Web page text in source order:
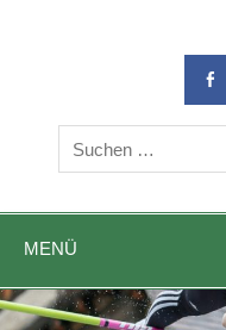
DIE Sportadresse in
MENÜ